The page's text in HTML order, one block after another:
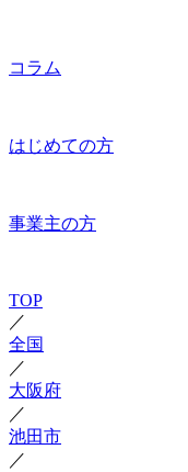
コラム
はじめての方
事業主の方
TOP
／
全国
／
大阪府
／
池田市
／